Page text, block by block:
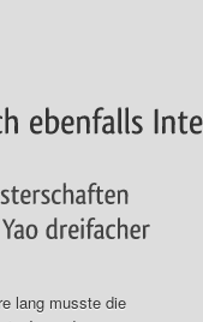
lang musste die